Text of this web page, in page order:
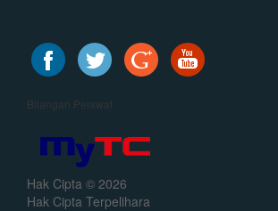
Bilangan Pelawat
Hak Cipta © 2026
Hak Cipta Terpelihara